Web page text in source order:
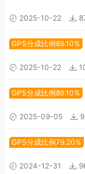
2025-10-22
GPS分成比例89.10%
2025-10-22
GPS分成比例89.10%
2025-09-05
GPS分成比例79.20%
2024-12-31